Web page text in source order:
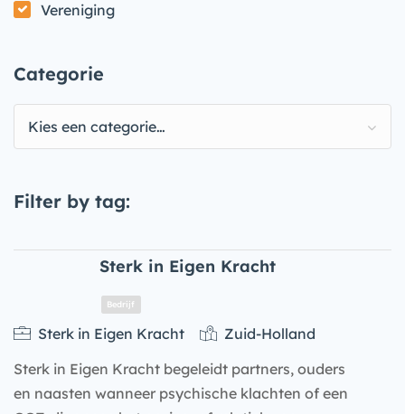
Vereniging
Categorie
Kies een categorie…
Filter by tag:
Sterk in Eigen Kracht
Sterk in Eigen Kracht
Zuid-Holland
Sterk in Eigen Kracht begeleidt partners, ouders
en naasten wanneer psychische klachten of een